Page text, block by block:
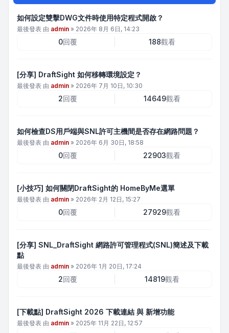
如何設定雙擊DWG文件時使用特定程式開啟？
最後發表 由 admin » 2026年 8月 6日, 14:23
0回覆 188觀看
[分享] DraftSight 如何移轉環境設定？
最後發表 由 admin » 2026年 7月 10日, 10:30
2回覆 14649觀看
如何檢查DS用戶端與SNL許可主機間是否存在網路問題？
最後發表 由 admin » 2026年 6月 30日, 18:58
0回覆 22903觀看
[小技巧] 如何關閉DraftSight的 HomeByMe選單
最後發表 由 admin » 2026年 2月 12日, 15:27
0回覆 27929觀看
[分享] SNL_DraftSight 網路許可管理程式(SNL)簡述及下載
點
最後發表 由 admin » 2026年 1月 20日, 17:24
2回覆 14819觀看
[下載點] DraftSight 2026 下載連結 與 新增功能
最後發表 由 admin » 2025年 11月 22日, 12:57